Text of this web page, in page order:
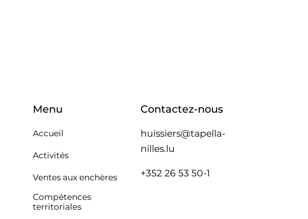
Menu
Accueil
Activités
Ventes aux enchères
Compétences
territoriales
Contactez-nous
huissiers@tapella-
nilles.lu
+352 26 53 50-1